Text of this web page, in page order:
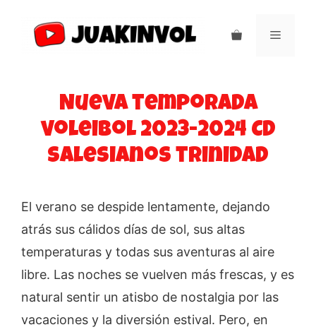
Menú
Nueva temporada
voleibol 2023-2024 CD
Salesianos trinidad
El verano se despide lentamente, dejando
atrás sus cálidos días de sol, sus altas
temperaturas y todas sus aventuras al aire
libre. Las noches se vuelven más frescas, y es
natural sentir un atisbo de nostalgia por las
vacaciones y la diversión estival. Pero, en